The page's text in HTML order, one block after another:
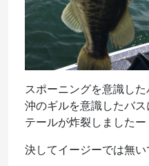
スポーニングを意識した
沖のギルを意識したバ
テールが炸裂しましたー
決してイージーでは無い